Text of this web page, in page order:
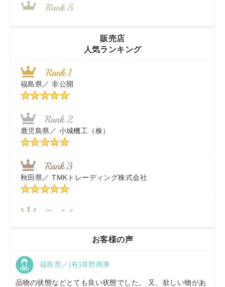
近江商事合同会社：「茨城中古農建機販売」
千葉県／ 株式会社テクノ・タカ
福岡県／株式会社カドワキ機械（旧ナカガワ農機商会）
東京都／
秋田県／ TMKトレーディング株式会社
販売店
人気ランキング
福島県／ 非公開
鹿児島県／ 小城機工（株）
秋田県／ TMKトレーディング株式会社
京都府／
お客様の声
福島県／(有)草野商事
品物の状態などとても良い状態でした。 又、欲しい物があ